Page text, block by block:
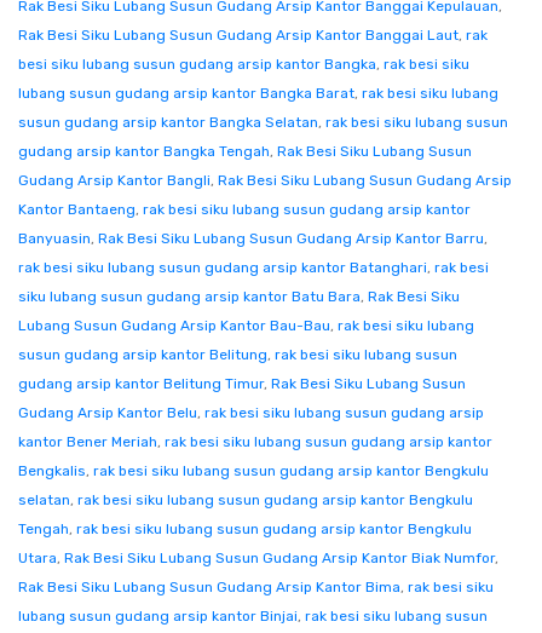
Rak Besi Siku Lubang Susun Gudang Arsip Kantor Banggai Kepulauan,
Rak Besi Siku Lubang Susun Gudang Arsip Kantor Banggai Laut, rak
besi siku lubang susun gudang arsip kantor Bangka, rak besi siku
lubang susun gudang arsip kantor Bangka Barat, rak besi siku lubang
susun gudang arsip kantor Bangka Selatan, rak besi siku lubang susun
gudang arsip kantor Bangka Tengah, Rak Besi Siku Lubang Susun
Gudang Arsip Kantor Bangli, Rak Besi Siku Lubang Susun Gudang Arsip
Kantor Bantaeng, rak besi siku lubang susun gudang arsip kantor
Banyuasin, Rak Besi Siku Lubang Susun Gudang Arsip Kantor Barru,
rak besi siku lubang susun gudang arsip kantor Batanghari, rak besi
siku lubang susun gudang arsip kantor Batu Bara, Rak Besi Siku
Lubang Susun Gudang Arsip Kantor Bau-Bau, rak besi siku lubang
susun gudang arsip kantor Belitung, rak besi siku lubang susun
gudang arsip kantor Belitung Timur, Rak Besi Siku Lubang Susun
Gudang Arsip Kantor Belu, rak besi siku lubang susun gudang arsip
kantor Bener Meriah, rak besi siku lubang susun gudang arsip kantor
Bengkalis, rak besi siku lubang susun gudang arsip kantor Bengkulu
selatan, rak besi siku lubang susun gudang arsip kantor Bengkulu
Tengah, rak besi siku lubang susun gudang arsip kantor Bengkulu
Utara, Rak Besi Siku Lubang Susun Gudang Arsip Kantor Biak Numfor,
Rak Besi Siku Lubang Susun Gudang Arsip Kantor Bima, rak besi siku
lubang susun gudang arsip kantor Binjai, rak besi siku lubang susun